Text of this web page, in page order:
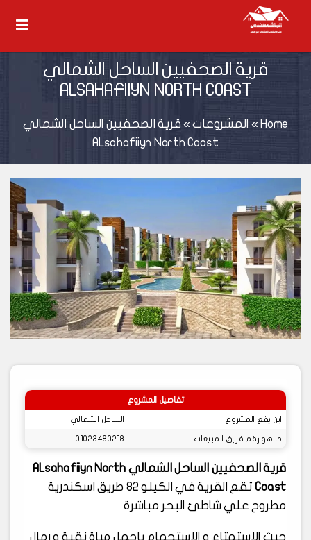
قرية الصحفيين الساحل الشمالي
ALSAHAFIIYN NORTH COAST
Home
» المشروعات»قرية الصحفيين الساحل الشمالي
ALsahafiiyn North Coast
تفاصيل المشروع
اين يقع المشروع الساحل الشمالي
ما هو رقم فريق المبيعات 01023480218
قرية الصحفيين الساحل الشمالي ALsahafiiyn North
Coast
تقع القرية في الكيلو 82 طريق اسكندرية
مطروح علي شاطئ البحر مباشرة
حيث الاستمتاع و الاستجمام باجمل مياة نقية و رمال